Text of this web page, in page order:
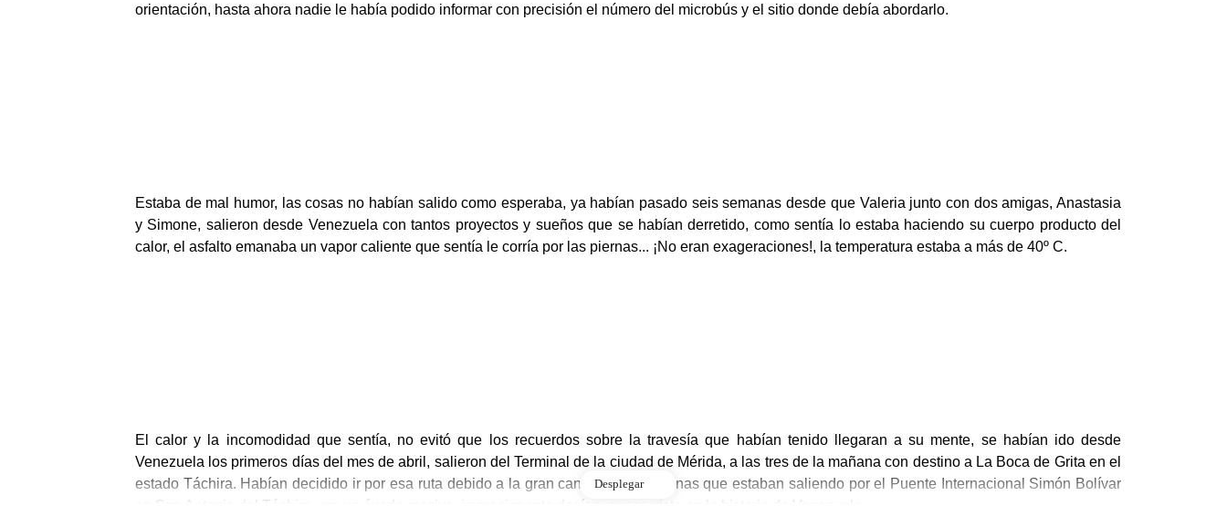
orientación, hasta ahora nadie le había podido informar con precisión el número del microbús y el sitio donde debía abordarlo.
Estaba de mal humor, las cosas no habían salido como esperaba, ya habían pasado seis semanas desde que Valeria junto con dos amigas, Anastasia
y Simone, salieron desde Venezuela con tantos proyectos y sueños que se habían derretido, como sentía lo estaba haciendo su cuerpo producto del
calor, el asfalto emanaba un vapor caliente que sentía le corría por las piernas... ¡No eran exageraciones!, la temperatura estaba a más de 40º C.
El calor y la incomodidad que sentía, no evitó que los recuerdos sobre la travesía que habían tenido llegaran a su mente, se habían ido desde
Venezuela los primeros días del mes de abril, salieron del Terminal de la ciudad de Mérida, a las tres de la mañana con destino a La Boca de Grita en el
estado Táchira. Habían decidido ir por esa ruta debido a la gran cantidad de personas que estaban saliendo por el Puente Internacional Simón Bolívar
Desplegar